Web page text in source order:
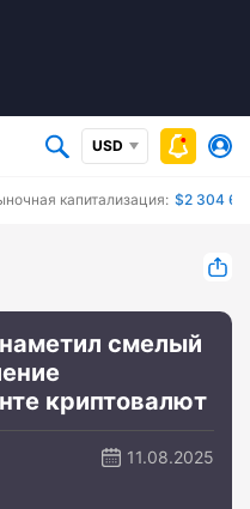
USD
капитализация: $2 304
смелый
криптовалют
11.08.2025